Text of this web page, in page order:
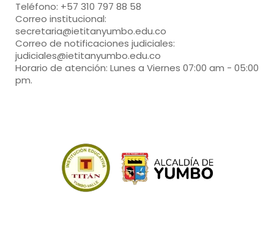
Teléfono: +57 310 797 88 58
Correo institucional:
secretaria@ietitanyumbo.edu.co
Correo de notificaciones judiciales:
judiciales@ietitanyumbo.edu.co
Horario de atención: Lunes a Viernes 07:00 am - 05:00
pm.